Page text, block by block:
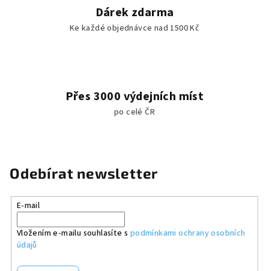
Dárek zdarma
Ke každé objednávce nad 1500 Kč
Přes 3000 výdejních míst
po celé ČR
Odebírat newsletter
E-mail
Vložením e-mailu souhlasíte s podmínkami ochrany osobních
údajů